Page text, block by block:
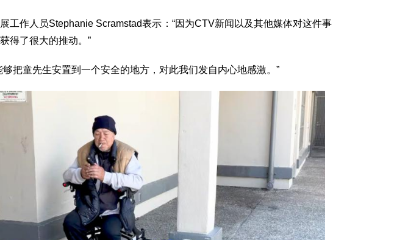
工作人员Stephanie Scramstad表示：“因为CTV新闻以及其他媒体对这件事
得了很大的推动。”
够把童先生安置到一个安全的地方，对此我们发自内心地感激。”